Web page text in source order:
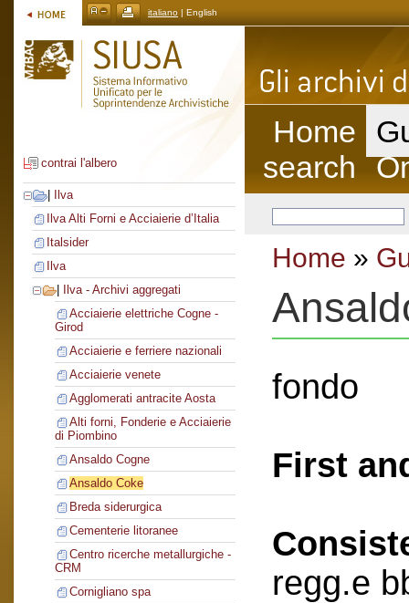
italiano | English
contrai l'albero
Ilva
Ilva Alti Forni e Acciaierie d’Italia
Italsider
Ilva
Ilva - Archivi aggregati
Acciaierie elettriche Cogne -
Girod
Acciaierie e ferriere nazionali
Acciaierie venete
Agglomerati antracite Aosta
Alti forni, Fonderie e Acciaierie
di Piombino
Ansaldo Cogne
Ansaldo Coke
Breda siderurgica
Cementerie litoranee
Centro ricerche metallurgiche -
CRM
Cornigliano spa
Home
search
Home »
fondo
First
regg.e